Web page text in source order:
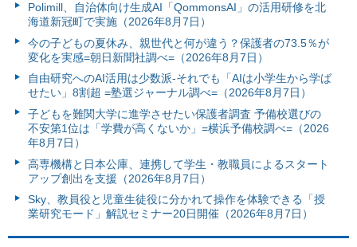
Polimill、自治体向け生成AI「QommonsAI」の活用研修を北
海道新冠町で実施（2026年8月7日）
今の子どもの夏休み、親世代と何が違う？保護者の73.5％が
変化を実感=朝日新聞社調べ=（2026年8月7日）
自由研究へのAI活用は少数派-それでも「AIは小学生から学ば
せたい」8割超 =塾選ジャーナル調べ=（2026年8月7日）
子どもを難関大学に進学させたい保護者調査 予備校選びの
不安第1位は「学費が高くないか」=横浜予備校調べ=（2026
年8月7日）
高専機構と日本公庫、連携して学生・教職員によるスタート
アップ創出を支援（2026年8月7日）
Sky、教員役と児童生徒役に分かれて操作を体験できる「授
業研究モード」解説セミナー20日開催（2026年8月7日）